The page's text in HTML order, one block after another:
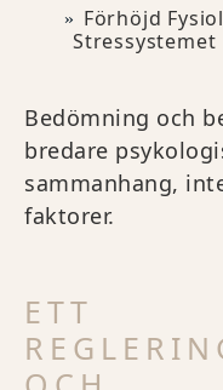
Förhöjd
Stressystemet
Bedömning och
bredare
sammanhang,
faktorer.
ETT